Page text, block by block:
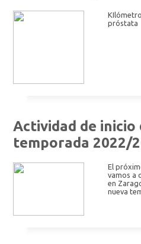
próstata
Actividad de inicio
temporada 2022/
El
vamos a
en
nueva